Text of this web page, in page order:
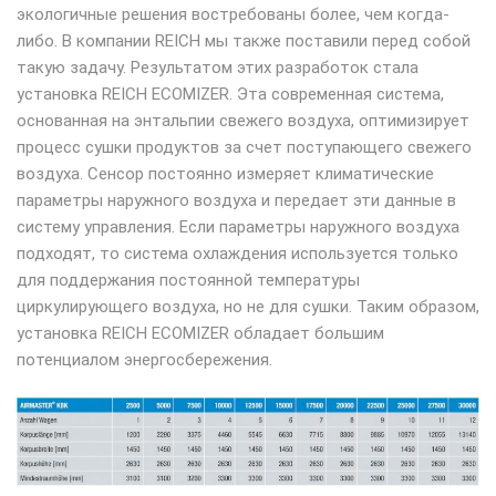
экологичные решения востребованы более, чем когда-
либо. В компании REICH мы также поставили перед собой
такую задачу. Результатом этих разработок стала
установка REICH ECOMIZER. Эта современная система,
основанная на энтальпии свежего воздуха, оптимизирует
процесс сушки продуктов за счет поступающего свежего
воздуха. Сенсор постоянно измеряет климатические
параметры наружного воздуха и передает эти данные в
систему управления. Если параметры наружного воздуха
подходят, то система охлаждения используется только
для поддержания постоянной температуры
циркулирующего воздуха, но не для сушки. Таким образом,
установка REICH ECOMIZER обладает большим
потенциалом энергосбережения.